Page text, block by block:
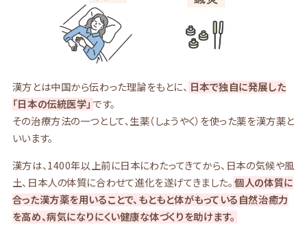
漢方とは中国から伝わった理論をもとに、 日本で独自に発展した
「日本の伝統医学」 です。
その治療方法の一つとして、生薬（しょうやく）を使った薬を漢方薬と
いいます。
漢方は、1400年以上前に日本にわたってきてから、日本の気候や風
土、日本人の体質に合わせて進化を遂げてきました。 個人の体質に
合った漢方薬を用いることで、もともと体がもっている自然治癒力
を高め、病気になりにくい健康な体づくりを助けます。